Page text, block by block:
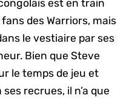
est en train
des Warriors, mais
le vestiaire par ses
Bien que Steve
le temps de jeu et
recrues, il n’a que